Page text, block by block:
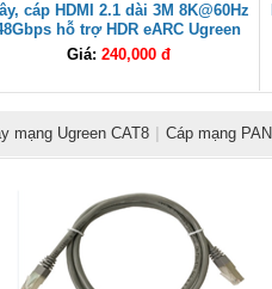
cáp HDMI 2.1 dài 3M 8K@60Hz
hỗ trợ HDR eARC Ugreen
25911 cao cấp
Giá: 240,000 đ
mạng Ugreen CAT8 Cáp mạng